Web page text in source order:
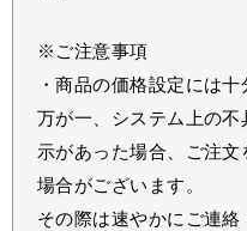
※ご注意事項
・商品の価格設定には
万が一、システム上の
示があった場合、ご注文
場合がございます。
その際は速やかにご連